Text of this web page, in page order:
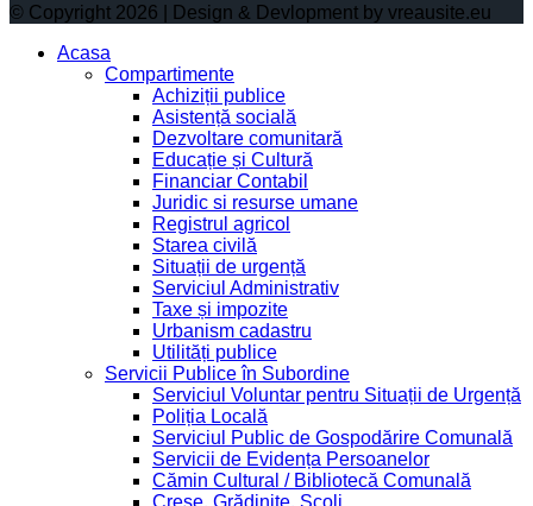
© Copyright 2026 | Design & Devlopment by vreausite.eu
Acasa
Compartimente
Achiziții publice
Asistență socială
Dezvoltare comunitară
Educație și Cultură
Financiar Contabil
Juridic si resurse umane
Registrul agricol
Starea civilă
Situații de urgență
Serviciul Administrativ
Taxe și impozite
Urbanism cadastru
Utilități publice
Servicii Publice în Subordine
Serviciul Voluntar pentru Situații de Urgență
Poliția Locală
Serviciul Public de Gospodărire Comunală
Servicii de Evidența Persoanelor
Cămin Cultural / Bibliotecă Comunală
Creșe, Grădinițe, Școli